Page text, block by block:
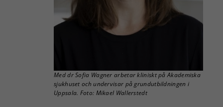
Med dr Sofia Wagner arbetar kliniskt på Akademiska
sjukhuset och undervisar på grundutbildningen i
Uppsala. Foto: Mikael Wallerstedt